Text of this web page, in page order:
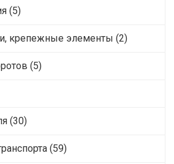
(5)
крепежные элементы (2)
(5)
(30)
(59)